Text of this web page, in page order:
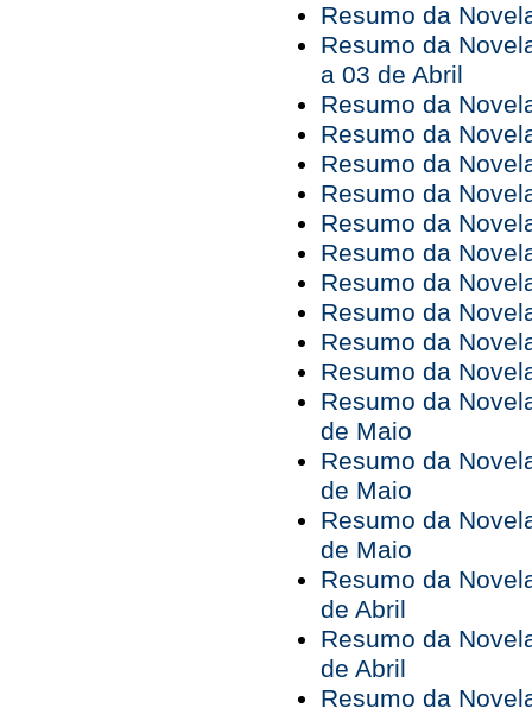
Resumo da
Resumo da
a 03 de Abril
Resumo da
Resumo da
Resumo da
Resumo da
Resumo da
Resumo da
Resumo da
Resumo da
Resumo da
Resumo da
Resumo da
de Maio
Resumo da
de Maio
Resumo da
de Maio
Resumo da
de Abril
Resumo da
de Abril
Resumo da